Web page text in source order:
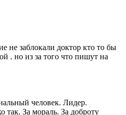
не заблокали доктор кто то бы
. но из за того что пишут на
человек. Лидер.
так. За мораль. За доброту